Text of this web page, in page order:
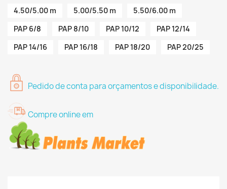
4.50/5.00 m
5.00/5.50 m
5.50/6.00 m
PAP 6/8
PAP 8/10 PAP 10/12
PAP 12/14
PAP 14/16
PAP 16/18 PAP 18/20 PAP 20/25
Pedido de conta para orçamentos e disponibilidade.
Compre online em